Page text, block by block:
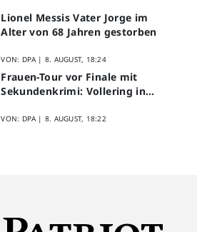
Lionel Messis Vater Jorge im
Alter von 68 Jahren gestorben
VON: DPA | 8. AUGUST, 18:24
Frauen-Tour vor Finale mit
Sekundenkrimi: Vollering in
VON: DPA | 8. AUGUST, 18:22